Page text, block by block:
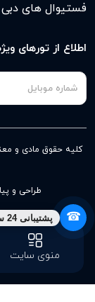
منوی سایت
فستیوال های دبی
اطلاع از تورهای
کلیه حقوق مادی و
طراحی و
☎ پشتیبانی 24 ساعته